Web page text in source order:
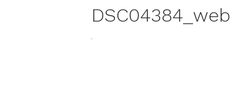
DSC04384_web